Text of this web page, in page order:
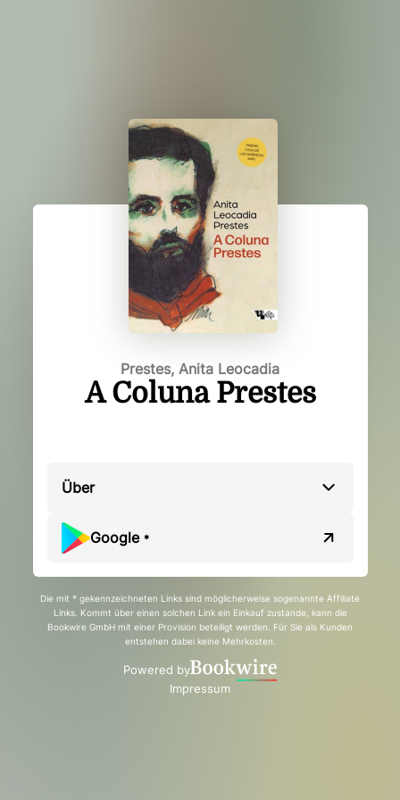
Prestes, Anita Leocadia
A Coluna Prestes
Über
Google *
Die mit * gekennzeichneten Links sind möglicherweise sogenannte Affiliate
Links. Kommt über einen solchen Link ein Einkauf zustande, kann die
Bookwire GmbH mit einer Provision beteiligt werden. Für Sie als Kunden
entstehen dabei keine Mehrkosten.
Powered by
Impressum